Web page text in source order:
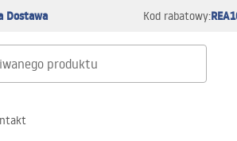
Dostawa Kod rabatowy: